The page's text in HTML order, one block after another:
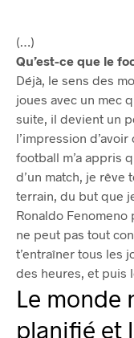
(…)
Qu’est-ce que le
Déjà, le sens des
joues avec un mec
suite, il devient un
l’impression
football m’a appris
d’un match, je rêve
terrain, du but que
Ronaldo Fenomeno
ne peut pas tout
t’entraîner tous les
des heures, et puis
Le monde
planifié et